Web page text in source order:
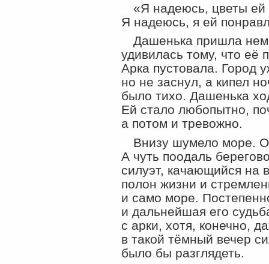
«Я надеюсь, цветы ей
Я надеюсь, я ей
Дашенька пришла
удивилась тому, что её
Арка пустовала. Город
но не заснул, а кипел
было тихо. Дашенька
Ей стало любопытно,
а потом и тревожно.
Внизу шумело море.
А чуть поодаль
силуэт, качающийся на
полон жизни и
и само море.
и дальнейшая его
с арки, хотя, конечно,
в такой тёмный вечер
было бы разглядеть.